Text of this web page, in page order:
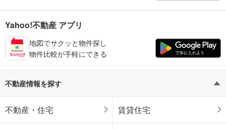
Yahoo!不動産 アプリ
地図でサクッと物件探し
物件比較が手軽にできる
不動産情報を探す
不動産・住宅 賃貸住宅